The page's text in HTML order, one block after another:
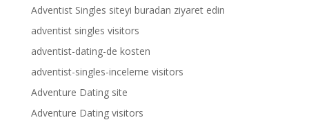
Adventist Singles siteyi buradan ziyaret edin
adventist singles visitors
adventist-dating-de kosten
adventist-singles-inceleme visitors
Adventure Dating site
Adventure Dating visitors